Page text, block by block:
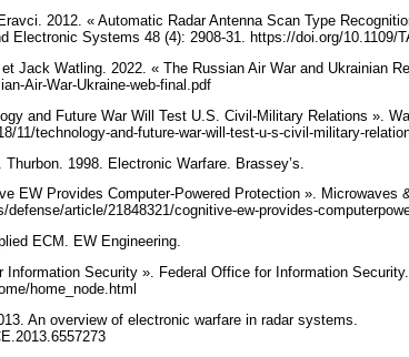
2012. « Automatic Radar Antenna Scan Type
Electronic Systems 48 (4): 2908‑31. https://doi.org/10.1109/
Jack Watling. 2022. « The Russian Air War and Ukrainian
Air-War-Ukraine-web-final.pdf
and Future War Will Test U.S. Civil-Military Relations ».
11/technology-and-future-war-will-test-u-s-civil-military-
1998. Electronic Warfare. Brassey’s.
EW Provides Computer-Powered Protection ». Microwaves
defense/article/21848321/cognitive-ew-provides-
ECM. EW Engineering.
Security ». Federal Office for Information
home_node.html
An overview of electronic warfare in radar systems.